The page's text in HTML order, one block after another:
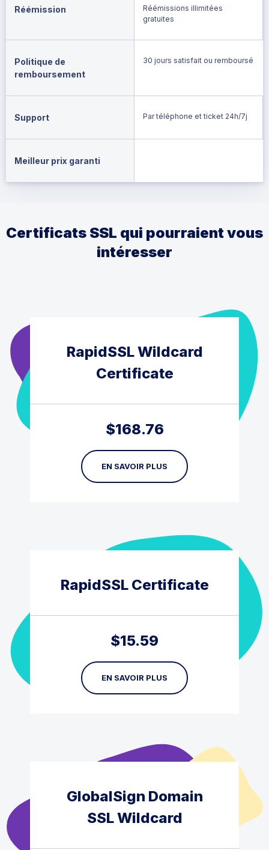
Réémission
Réémissions illimitées
gratuites
Politique de
remboursement
30 jours satisfait ou remboursé
Support Par téléphone et ticket 24h/7j
Meilleur prix garanti
Certificats SSL qui pourraient vous
intéresser
RapidSSL Wildcard
Certificate
$168.76
EN SAVOIR PLUS
RapidSSL Certificate
$15.59
EN SAVOIR PLUS
GlobalSign Domain
SSL Wildcard